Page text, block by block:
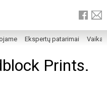
Ekspertų patarimai
Prints.